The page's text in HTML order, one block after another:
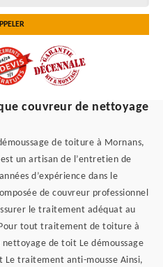
couvreur de nettoyage
de toiture à Mornans,
un artisan de l’entretien de
d’expérience dans le
de couvreur professionnel
le traitement adéquat au
tout traitement de toiture à
de toit Le démoussage
Le traitement anti-mousse Ainsi,